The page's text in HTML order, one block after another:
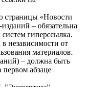
страницы «Новости
– обязательна
гиперссылка.
независимости от
материалов.
– должна быть
первом абзаце